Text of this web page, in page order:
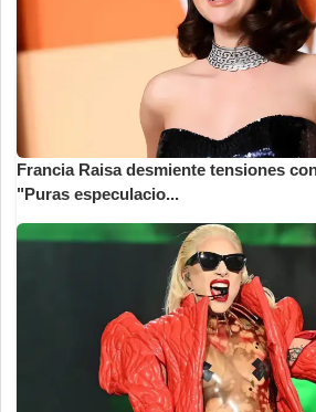
Francia Raisa desmiente tensiones
"Puras especulacio...